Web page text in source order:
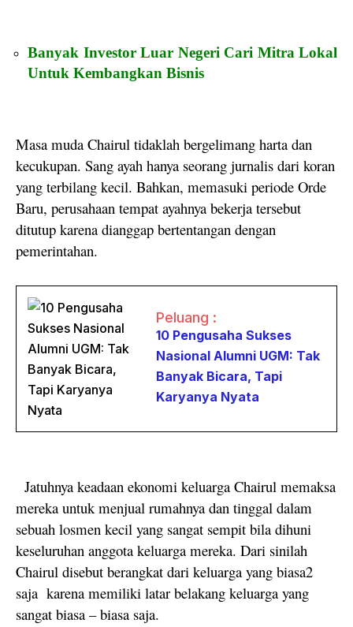
Banyak Investor Luar Negeri Cari Mitra Lokal
Untuk Kembangkan Bisnis
Masa muda Chairul tidaklah bergelimang harta dan
kecukupan. Sang ayah hanya seorang jurnalis dari koran
yang terbilang kecil. Bahkan, memasuki periode Orde
Baru, perusahaan tempat ayahnya bekerja tersebut
ditutup karena dianggap bertentangan dengan
pemerintahan.
Peluang :
10 Pengusaha Sukses
Nasional Alumni UGM: Tak
Banyak Bicara, Tapi
Karyanya Nyata
Jatuhnya keadaan ekonomi keluarga Chairul memaksa
mereka untuk menjual rumahnya dan tinggal dalam
sebuah losmen kecil yang sangat sempit bila dihuni
keseluruhan anggota keluarga mereka. Dari sinilah
Chairul disebut berangkat dari keluarga yang biasa2
saja karena memiliki latar belakang keluarga yang
sangat biasa – biasa saja.